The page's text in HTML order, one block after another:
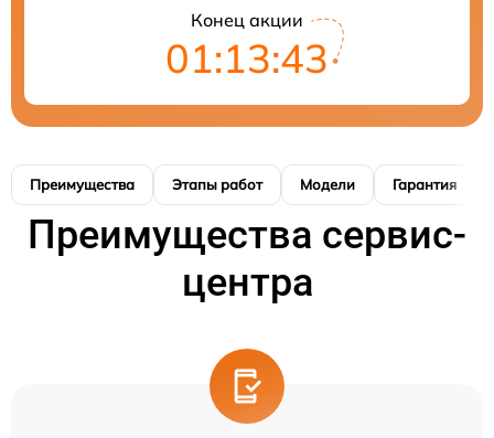
Конец акции
01:13:42
Преимущества Этапы работ Модели Гарантия
Преимущества сервис-
центра